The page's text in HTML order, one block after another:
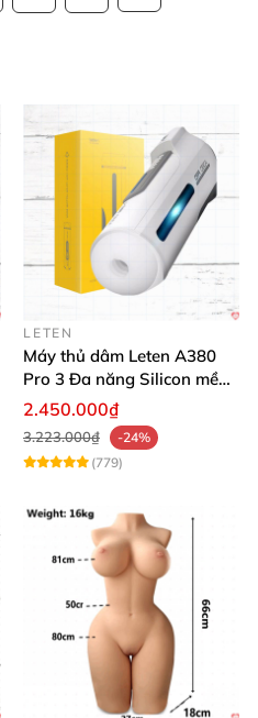
LETEN
Máy thủ dâm Leten A380
Pro 3 Đa năng Silicon mềm
mại Cảm giác thật
2.450.000₫
3.223.000₫
-24%
(779)